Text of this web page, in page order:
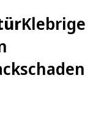
Klebrige